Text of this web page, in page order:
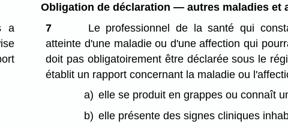
a
Obligation de déclaration — autres maladies et
7
Le professionnel de la santé qui
atteinte d'une maladie ou d'une affection qui
doit pas obligatoirement être déclarée sous le
établit un rapport concernant la maladie ou
a) elle se produit en grappes ou connaît
b) elle présente des signes cliniques